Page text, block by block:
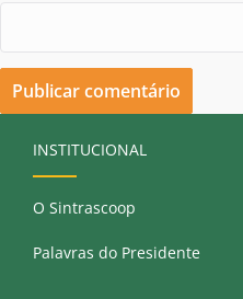
INSTITUCIONAL
O Sintrascoop
Palavras do Presidente